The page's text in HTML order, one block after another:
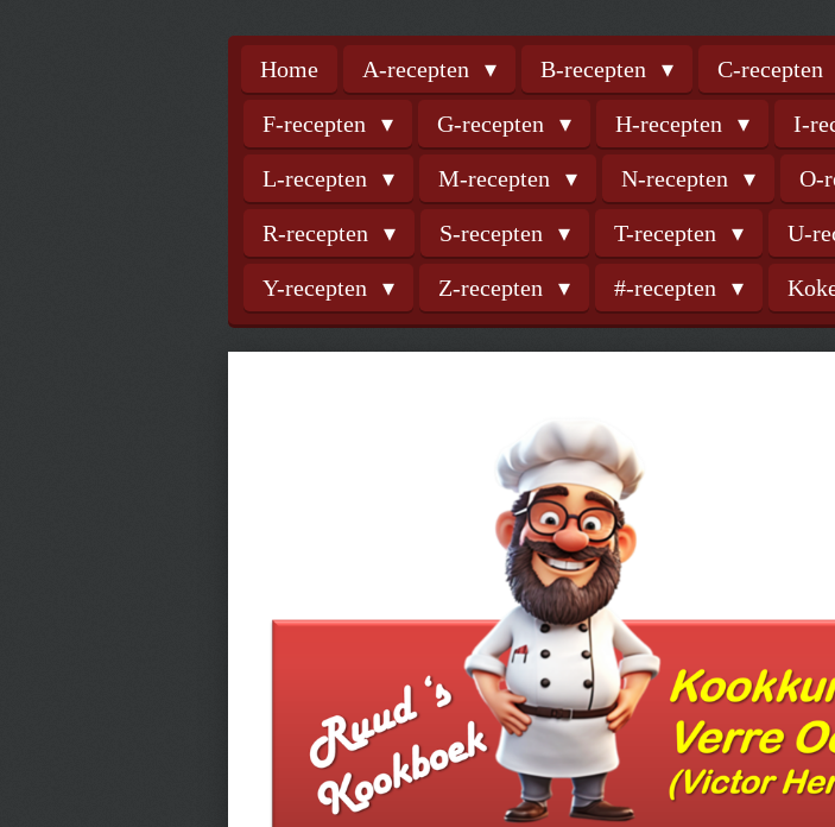
Home A-recepten B-recepten C-recepten
F-recepten G-recepten H-recepten I-
L-recepten M-recepten N-recepten O-
R-recepten S-recepten T-recepten U-
Y-recepten Z-recepten #-recepten